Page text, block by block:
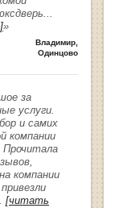
...
»
Владимир,
Одинцово
за
услуги.
и самих
компании
Прочитала
компании
[читать